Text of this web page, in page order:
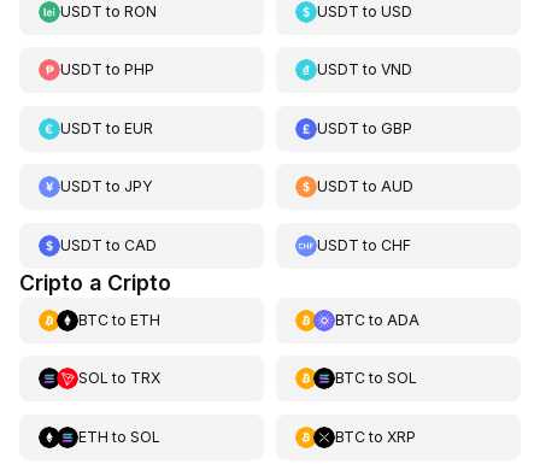
USDT to RON USDT toUSD
USDT to PHP USDT toVND
USDT to EUR USDT toGBP
USDT to JPY USDT toAUD
USDT to CAD USDT toCHF
Cripto a Cripto
BTCto ETH BTCto ADA
SOL to TRX BTCto SOL
ETH to SOL BTCto XRP